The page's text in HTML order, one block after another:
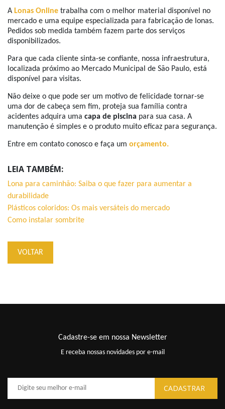
A Lonas Online trabalha com o melhor material disponível no
mercado e uma equipe especializada para fabricação de lonas.
Pedidos sob medida também fazem parte dos serviços
disponibilizados.
Para que cada cliente sinta-se confiante, nossa infraestrutura,
localizada próximo ao Mercado Municipal de São Paulo, está
disponível para visitas.
Não deixe o que pode ser um motivo de felicidade tornar-se
uma dor de cabeça sem fim, proteja sua família contra
acidentes adquira uma capa de piscina para sua casa. A
manutenção é simples e o produto muito eficaz para segurança.
Entre em contato conosco e faça um orçamento.
LEIA TAMBÉM:
Lona para caminhão: Saiba o que fazer para aumentar a
durabilidade
Plásticos coloridos: Os mais versáteis do mercado
Como instalar sombrite
VOLTAR
Cadastre-se em nossa Newsletter
E receba nossas novidades por e-mail